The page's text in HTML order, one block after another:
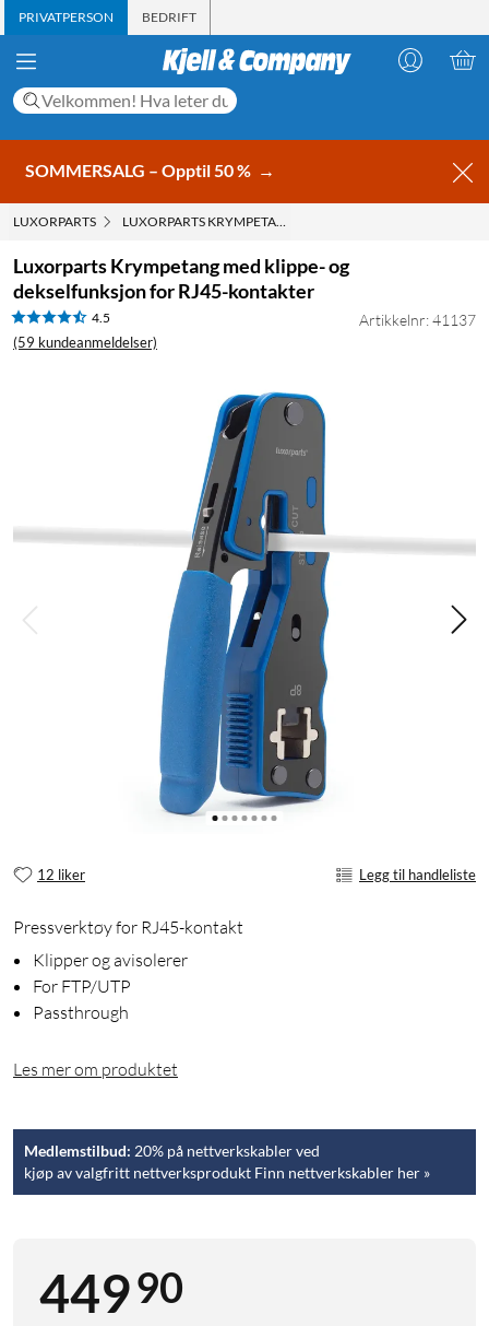
PRIVATPERSON BEDRIFT
SOMMERSALG – Opptil 50 % →
LUXORPARTS LUXORPARTS KRYMPETANG MED KLIPPE- OG
Luxorparts Krympetang med klippe- og
dekselfunksjon for RJ45-kontakter
4.5
(59 kundeanmeldelser)
Artikkelnr: 41137
12 liker Legg til handleliste
Pressverktøy for RJ45-kontakt
Klipper og avisolerer
For FTP/UTP
Passthrough
Les mer om produktet
Medlemstilbud: 20% på nettverkskabler ved
kjøp av valgfritt nettverksprodukt Finn nettverkskabler her »
44990